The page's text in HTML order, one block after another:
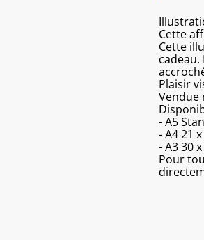
Cette
Cette
Plaisir
Vendue
- A5
- A4 21
- A3 30
Pour